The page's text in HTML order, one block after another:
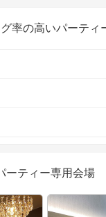
率の高いパーティ
ーティー専用会場